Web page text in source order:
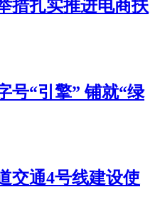
措扎实推进电商扶
号“引擎” 铺就“绿
交通4号线建设使